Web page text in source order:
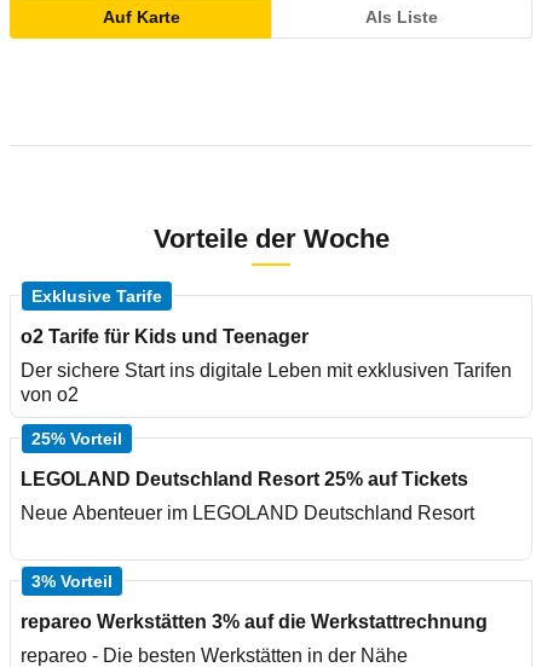
Auf Karte Als Liste
Vorteile der Woche
Exklusive Tarife
o2 Tarife für Kids und Teenager
Der sichere Start ins digitale Leben mit exklusiven Tarifen
von o2
25% Vorteil
LEGOLAND Deutschland Resort 25% auf Tickets
Neue Abenteuer im LEGOLAND Deutschland Resort
3% Vorteil
repareo Werkstätten 3% auf die Werkstattrechnung
repareo - Die besten Werkstätten in der Nähe